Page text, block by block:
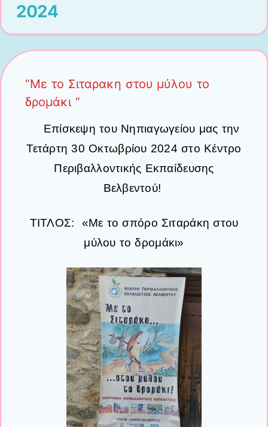
2024
“Με το Σιταρακη στου μύλου το
δρομάκι “
Επίσκεψη του Νηπιαγωγείου μας την
Τετάρτη 30 Οκτωβρίου 2024 στο Κέντρο
Περιβαλλοντικής Εκπαίδευσης
Βελβεντού!
ΤΙΤΛΟΣ: «Με το σπόρο Σιταράκη στου
μύλου το δρομάκι»